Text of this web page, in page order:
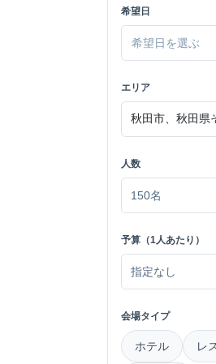
希望日
エリア
人数
予算（1人あたり）
会場タイプ
ホテル レ